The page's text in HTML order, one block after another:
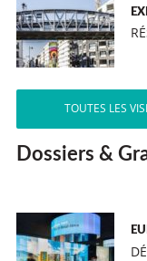
TOUTES LES
Dossiers &